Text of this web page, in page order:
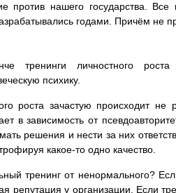
против нашего государства.
годами. Причём не
тренинги личностного роста
психику.
роста зачастую происходит не
в зависимость от
решения и нести за них
какое-то одно качество.
тренинг от ненормального?
репутация у организации. Если